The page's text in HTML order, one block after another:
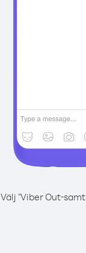
Välj "Viber Out-